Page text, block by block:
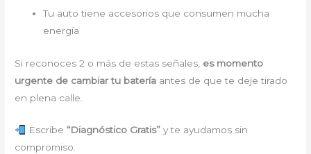
Tu auto tiene accesorios que consumen mucha
energía
Si reconoces 2 o más de estas señales, es momento
urgente de cambiar tu batería antes de que te deje tirado
en plena calle.
Escribe “Diagnóstico Gratis”y te ayudamos sin
compromiso.